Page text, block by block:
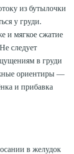
из бутылочки
у груди.
и мягкое сжатие
следует
в груди
ориентиры —
и прибавка
в желудок